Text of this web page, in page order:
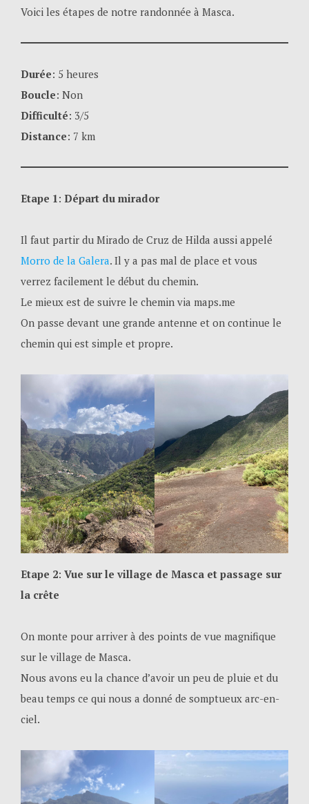
Voici les étapes de notre randonnée à Masca.
Durée: 5 heures
Boucle: Non
Difficulté: 3/5
Distance: 7 km
Etape 1 : Départ du mirador
Il faut partir du Mirado de Cruz de Hilda aussi appelé
Morro de la Galera. Il y a pas mal de place et vous
verrez facilement le début du chemin.
Le mieux est de suivre le chemin via maps.me
On passe devant une grande antenne et on continue le
chemin qui est simple et propre.
Etape 2: Vue sur le village de Masca et passage sur
la crête
On monte pour arriver à des points de vue magnifique
sur le village de Masca.
Nous avons eu la chance d’avoir un peu de pluie et du
beau temps ce qui nous a donné de somptueux arc-en-
ciel.